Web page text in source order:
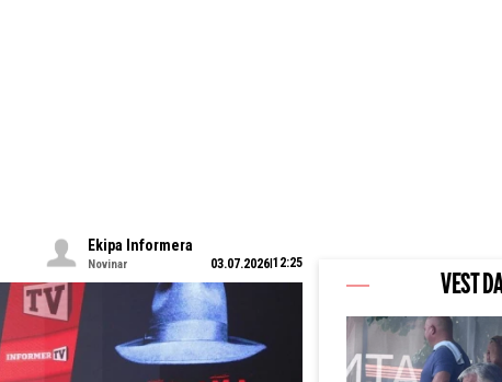
Ekipa Informera
Novinar 03.07.2026 12:25
VEST